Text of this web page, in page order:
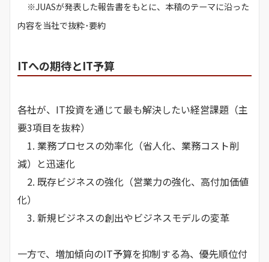
※JUASが発表した報告書をもとに、本稿のテーマに沿った
内容を当社で抜粋･要約
ITへの期待とIT予算
各社が、IT投資を通じて最も解決したい経営課題（主
要3項目を抜粋）
1. 業務プロセスの効率化（省人化、業務コスト削
減）と迅速化
2. 既存ビジネスの強化（営業力の強化、高付加価値
化）
3. 新規ビジネスの創出やビジネスモデルの変革
一方で、増加傾向のIT予算を抑制する為、優先順位付